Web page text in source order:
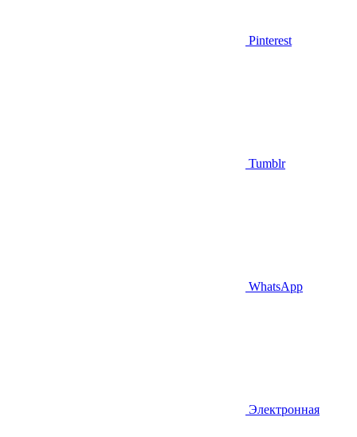
Pinterest
Tumblr
WhatsApp
Электронная